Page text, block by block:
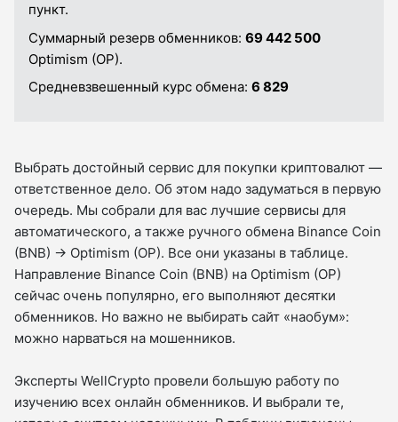
пункт.
Суммарный резерв обменников: 69 442 500
Optimism (OP).
Средневзвешенный курс обмена: 6 829
Выбрать достойный сервис для покупки криптовалют —
ответственное дело. Об этом надо задуматься в первую
очередь. Мы собрали для вас лучшие сервисы для
автоматического, а также ручного обмена Binance Coin
(BNB) → Optimism (OP). Все они указаны в таблице.
Направление Binance Coin (BNB) на Optimism (OP)
сейчас очень популярно, его выполняют десятки
обменников. Но важно не выбирать сайт «наобум»:
можно нарваться на мошенников.
Эксперты WellCrypto провели большую работу по
изучению всех онлайн обменников. И выбрали те,